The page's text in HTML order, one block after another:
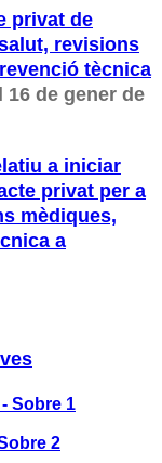
privat de
revisions
tècnica
16 de gener de
a iniciar
privat per a
mèdiques,
a
Sobre 1
2